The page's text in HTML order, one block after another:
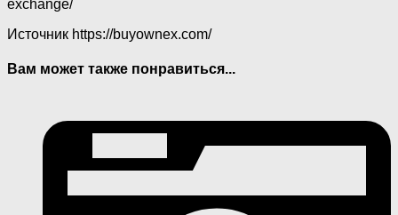
exchange/
Источник https://buyownex.com/
Вам может также понравиться...